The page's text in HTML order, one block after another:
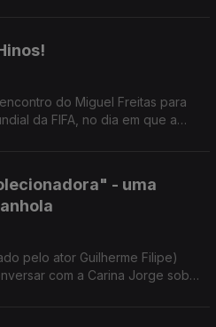
do Miguel Freitas para
da FIFA, no dia em que a
- uma
pelo ator Guilherme Filipe)
com a Carina Jorge sobre